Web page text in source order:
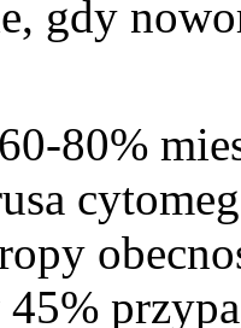
gdy
80%